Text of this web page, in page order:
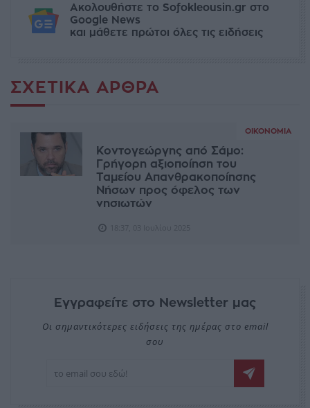
Ακολουθήστε το Sofokleousin.gr στο
Google News
και μάθετε πρώτοι όλες τις ειδήσεις
ΣΧΕΤΙΚΆ ΆΡΘΡΑ
ΟΙΚΟΝΟΜΊΑ
Κοντογεώργης από Σάμο:
Γρήγορη αξιοποίηση του
Ταμείου Απανθρακοποίησης
Νήσων προς όφελος των
νησιωτών
Εγγραφείτε στο Newsletter μας
Οι σημαντικότερες ειδήσεις της ημέρας στο email
σου